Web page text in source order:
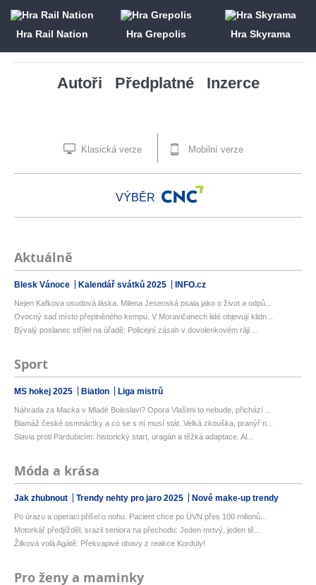
Hra Rail Nation Hra Grepolis Hra Skyrama
Autoři Předplatné Inzerce
Klasická verze Mobilní verze
VÝBĚR
Aktuálně
Blesk Vánoce Kalendář svátků 2025 INFO.cz
Nejen Kafkova osudová láska. Milena Jesenská psala jako o život a odpů...
Ovocný sad místo přeplněného kempu. V Moravičanech lidé objevují klidn...
Bývalý poslanec střílel na úřadě: Policejní zásah v dovolenkovém ráji ...
Sport
MS hokej 2025 Biatlon Liga mistrů
Náhrada za Macka v Mladé Boleslavi? Opora Vlašimi to nebude, přichází ...
Blamáž české osmnáctky a co se s ní musí stát. Velká zkouška, pranýř n...
Slavia proti Pardubicím: historický start, uragán a těžká adaptace. Al...
Móda a krása
Jak zhubnout Trendy nehty pro jaro 2025 Nové make-up trendy
Po úrazu a operaci přišel o nohu. Pacient chce po ÚVN přes 100 milionů...
Motorkář předjížděl, srazil seniora na přechodu: Jeden mrtvý, jeden tě...
Žilková volá Agátě: Překvapivé obavy z reakce Korduly!
Pro ženy a maminky